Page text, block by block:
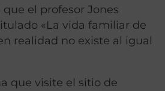
el profesor Jones
«La vida familiar de
realidad no existe al igual
que visite el sitio de